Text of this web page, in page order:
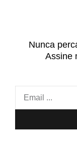
Nunca
Assine